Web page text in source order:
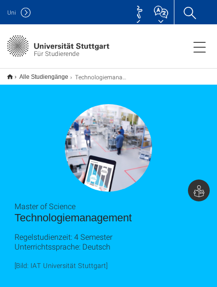
Für Studierende
Uni
Alle Studiengänge Technologiemanagement M.Sc.
Technologiemanagement
Master of Science
Regelstudienzeit: 4 Semester
Unterrichtssprache: Deutsch
[Bild: IAT Universität Stuttgart]